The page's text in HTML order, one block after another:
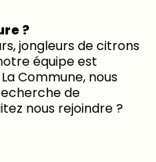
?
jongleurs de citrons
équipe est
Commune, nous
de
nous rejoindre ?